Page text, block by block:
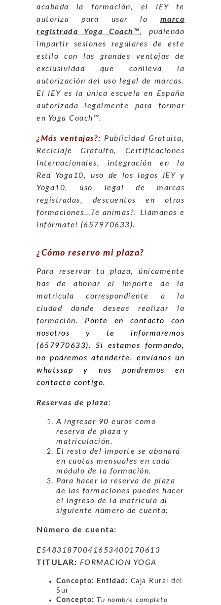
acabada la formación, el IEY te
autoriza para usar la marca
registrada Yoga Coach™, pudiendo
impartir sesiones regulares de este
estilo con las grandes ventajas de
exclusividad que conlleva la
autorización del uso legal de marcas.
El IEY es la única escuela en España
autorizada legalmente para formar
en Yoga Coach™.
¿Más ventajas?: Publicidad Gratuita,
Reciclaje Gratuito, Certificaciones
Internacionales, integración en la
Red Yoga10, uso de los logos IEY y
Yoga10, uso legal de marcas
registradas, descuentos en otras
formaciones…Te animas?. Llámanos e
infórmate! (657970633).
¿Cómo reservo mi plaza?
Para reservar tu plaza, únicamente
has de abonar el importe de la
matrícula correspondiente a la
ciudad donde deseas realizar la
formación. Ponte en contacto con
nosotros y te informaremos
(657970633). Si estamos formando,
no podremos atenderte, envíanos un
whatssap y nos pondremos en
contacto contigo.
Reservas de plaza:
A ingresar 90 euros como
reserva de plaza y
matriculación.
El resto del importe se abonará
en cuotas mensuales en cada
módulo de la formación.
Para hacer la reserva de plaza
de las formaciones puedes hacer
el ingreso de la matrícula al
siguiente número de cuenta:
Número de cuenta:
ES4831870041653400170613
TITULAR: FORMACION YOGA
Concepto: Entidad: Caja Rural del
Sur
Concepto: Tu nombre completo